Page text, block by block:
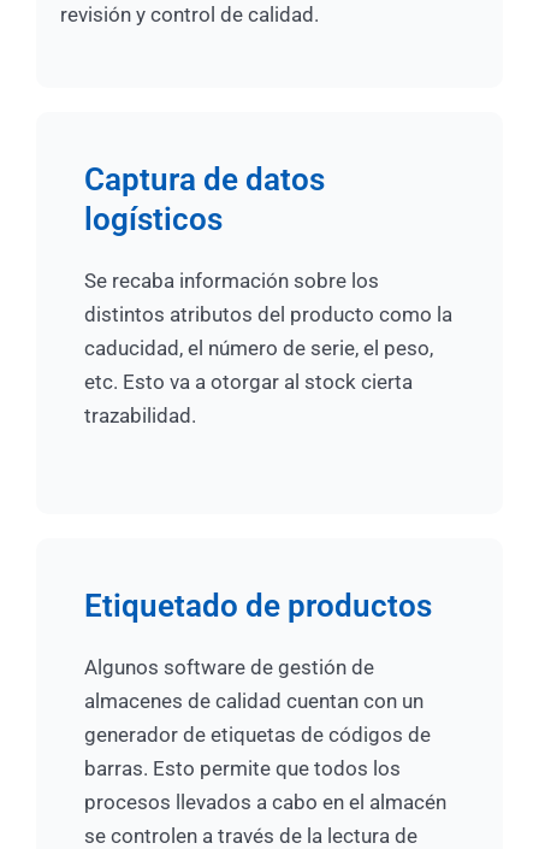
revisión y control de calidad.
Captura de datos
logísticos
Se recaba información sobre los
distintos atributos del producto como la
caducidad, el número de serie, el peso,
etc. Esto va a otorgar al stock cierta
trazabilidad.
Etiquetado de productos
Algunos software de gestión de
almacenes de calidad cuentan con un
generador de etiquetas de códigos de
barras. Esto permite que todos los
procesos llevados a cabo en el almacén
se controlen a través de la lectura de